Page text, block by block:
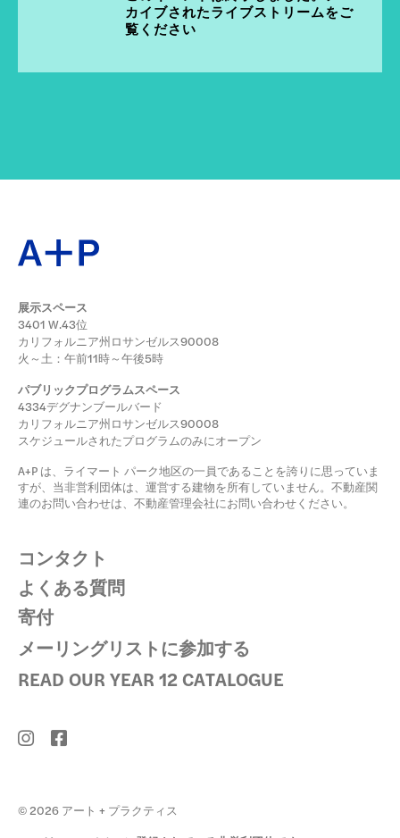
カイブされたライブストリームをご
覧ください
展示スペース
3401 W.43位
カリフォルニア州ロサンゼルス90008
火～土：午前11時～午後5時
パブリックプログラムスペース
4334デグナンブールバード
カリフォルニア州ロサンゼルス90008
スケジュールされたプログラムのみにオープン
A+P は、ライマート パーク地区の一員であることを誇りに思っていま
すが、当非営利団体は、運営する建物を所有していません。不動産関
連のお問い合わせは、不動産管理会社にお問い合わせください。
コンタクト
よくある質問
寄付
メーリングリストに参加する
READ OUR YEAR 12 CATALOGUE
© 2026 アート + プラクティス